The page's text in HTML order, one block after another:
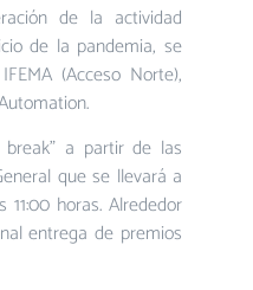
de la actividad
de la pandemia, se
(Acceso Norte),
a partir de las
que se llevará a
horas. Alrededor
entrega de premios